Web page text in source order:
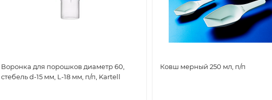
Воронка для порошков диаметр 60,
стебель d-15 мм, L-18 мм, п/п, Kartell
Ковш мерный 250 мл, п/п